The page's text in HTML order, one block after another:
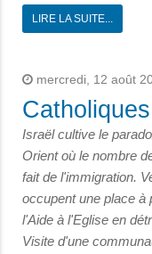
LIRE LA SUITE...
mercredi, 12 août
Israël cultive le
Orient où le nombre
fait de l'immigration.
occupent une place à
l'Aide à l'Eglise en
Visite d'une